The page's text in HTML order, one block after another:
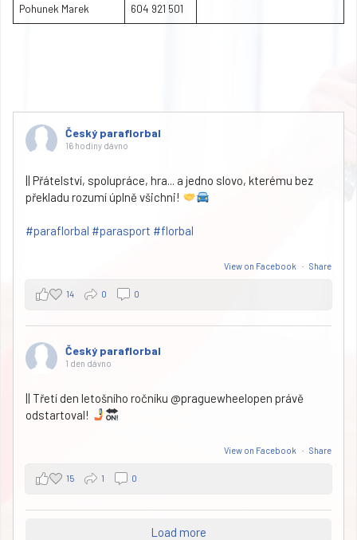
Pohunek Marek 604 921 501
Český paraflorbal
16 hodiny dávno
|| Přátelství, spolupráce, hra... a jedno slovo, kterému bez
překladu rozumí úplně všichni!
#paraflorbal #parasport #florbal
View on Facebook · Share
14 0 0
Český paraflorbal
1 den dávno
|| Třetí den letošního ročníku @praguewheelopen právě
odstartoval!
View on Facebook · Share
15 1 0
Load more